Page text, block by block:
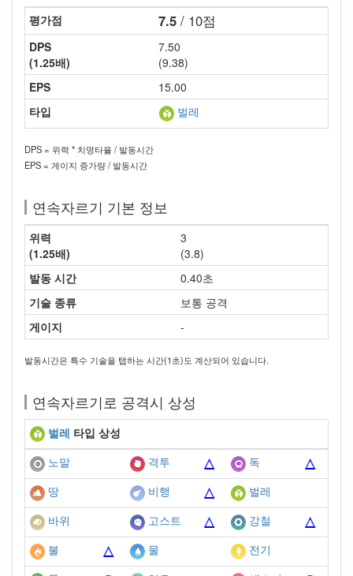
평가점 7.5 / 10점
DPS
(1.25배)
7.50
(9.38)
EPS
15.00
타입
벌레
DPS = 위력 * 치명타율 / 발동시간
EPS = 게이지 증가량 / 발동시간
연속자르기 기본 정보
위력
(1.25배)
3
(3.8)
발동 시간
0.40초
기술 종류
보통 공격
게이지
-
발동시간은 특수 기술을 탭하는 시간(1초)도 계산되어 있습니다.
연속자르기로 공격시 상성
벌레 타입 상성
노말
격투
독
땅
비행
벌레
바위
고스트
강철
불
물
전기